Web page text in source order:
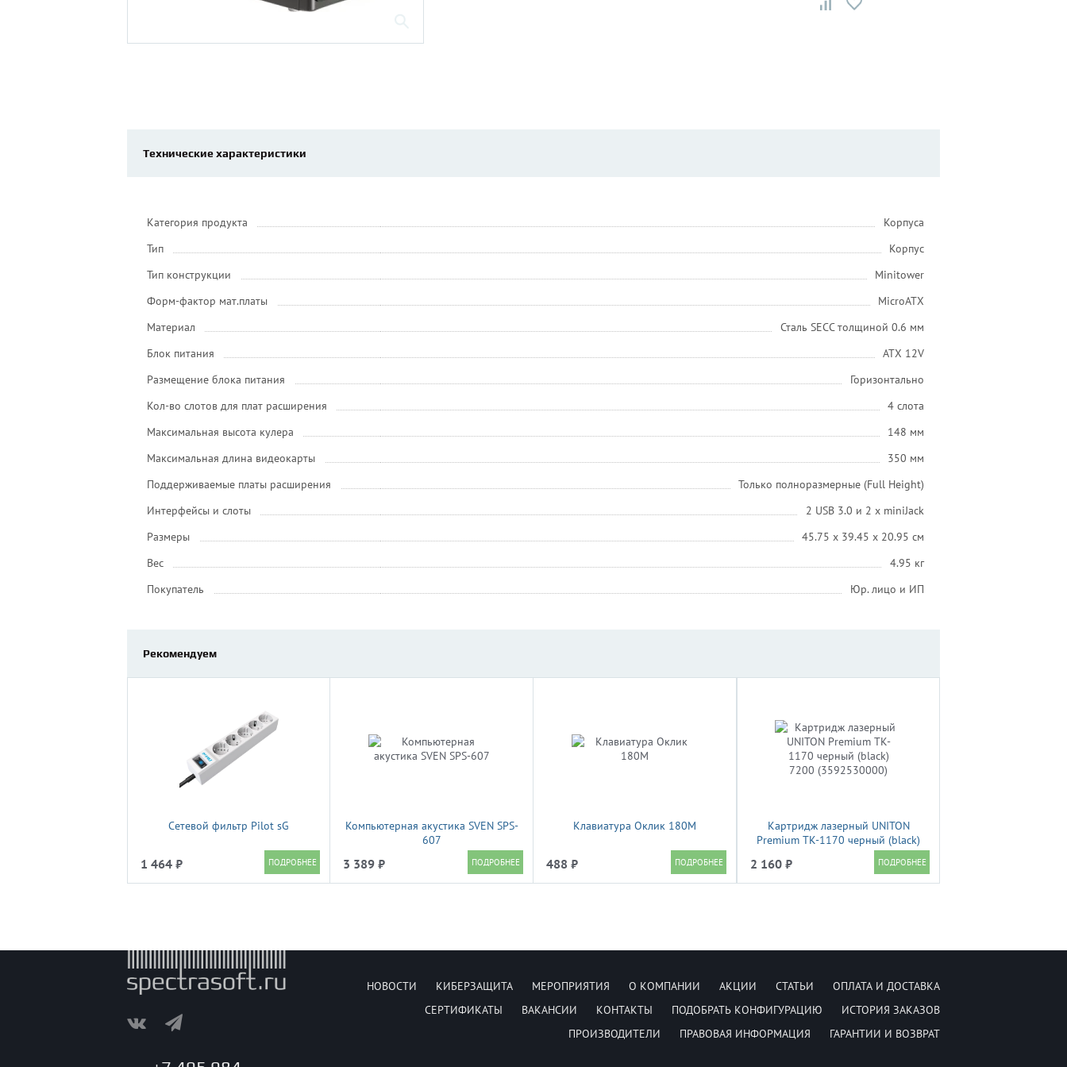
Технические характеристики
Категория продукта
Корпуса
Тип
Корпус
Тип конструкции
Minitower
Форм-фактор мат.платы
MicroATX
Материал
Сталь SECC толщиной 0.6 мм
Блок питания
ATX 12V
Размещение блока питания
Горизонтально
Кол-во слотов для плат расширения
4 слота
Максимальная высота кулера
148 мм
Максимальная длина видеокарты
350 мм
Поддерживаемые платы расширения
Только полноразмерные (Full Height)
Интерфейсы и слоты
2 USB 3.0 и 2 x miniJack
Размеры
45.75 x 39.45 x 20.95 см
Вес
4.95 кг
Покупатель
Юр. лицо и ИП
Рекомендуем
Сетевой фильтр Pilot sG
1 464 ₽
Компьютерная акустика SVEN SPS-
607
3 389 ₽
Клавиатура Оклик 180M
488 ₽
Картридж лазерный UNITON
Premium TK-1170 черный (black)
7200 (3592530000)
2 160 ₽
НОВОСТИ КИБЕРЗАЩИТА МЕРОПРИЯТИЯ О КОМПАНИИ АКЦИИ СТАТЬИ
ОПЛАТА И ДОСТАВКА
СЕРТИФИКАТЫ
ВАКАНСИИ КОНТАКТЫ ПОДОБРАТЬ КОНФИГУРАЦИЮ
ИСТОРИЯ ЗАКАЗОВ
ПРОИЗВОДИТЕЛИ
ПРАВОВАЯ ИНФОРМАЦИЯ ГАРАНТИИ И ВОЗВРАТ